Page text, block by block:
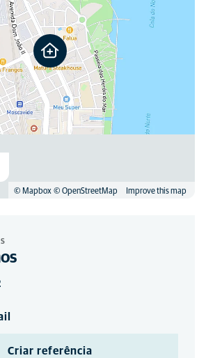
© Mapbox © OpenStreetMap Improve this map
Criar referência